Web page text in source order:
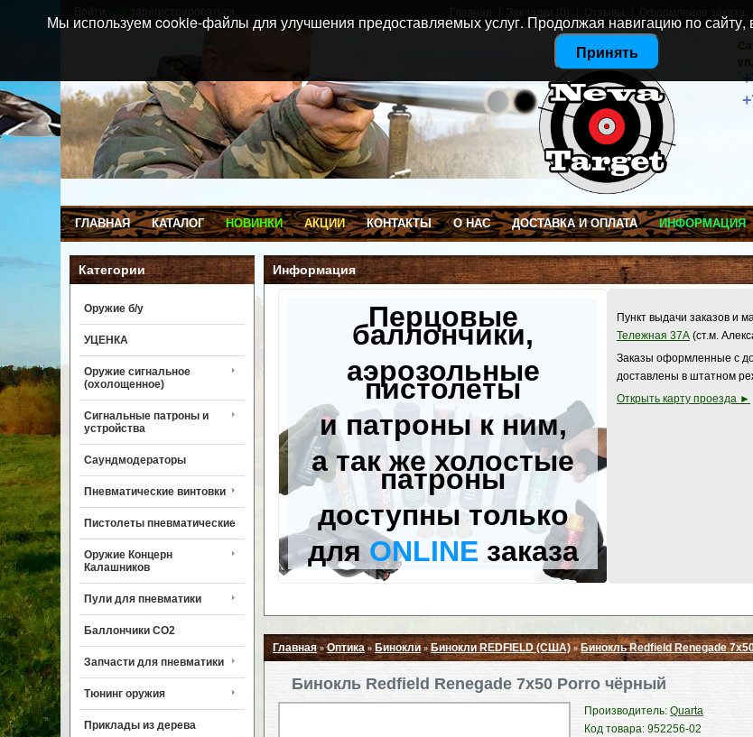
ГЛАВНАЯ КАТАЛОГ НОВИНКИ АКЦИИ КОНТАКТЫ О НАС ДОСТАВКА И ОПЛАТА ИНФОРМАЦИЯ
Категории
Оружие б/у
УЦЕНКА
Оружие сигнальное
(охолощенное)
Сигнальные патроны и
устройства
Саундмодераторы
Пневматические винтовки
Пистолеты пневматические
Оружие Концерн
Калашников
Пули для пневматики
Баллончики CO2
Запчасти для пневматики
Тюнинг оружия
Приклады из дерева
Информация
Перцовые
баллончики,
аэрозольные
пистолеты
и патроны к ним,
а так же холостые
патроны
доступны только
дляONLINE заказа
Пункт выдачи заказов и
Тележная 37А (ст.м.
Заказы оформленные с
доставлены в штатном
Открыть карту проезда ►
Свернуть ▲
Главная»Оптика» Бинокли» Бинокли REDFIELD (США)»Бинокль Redfield Renegade
Бинокль Redfield Renegade 7x50 Porro чёрный
Производитель: Quarta
Код товара: 952256-02
Мы используем cookie-файлы для улучшения предоставляемых услуг. Продолжая навигацию по
Принять